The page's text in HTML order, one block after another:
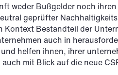
weder Bußgelder noch
geprüfter
Kontext Bestandteil der
auch in
helfen ihnen, ihrer
mit Blick auf die neue